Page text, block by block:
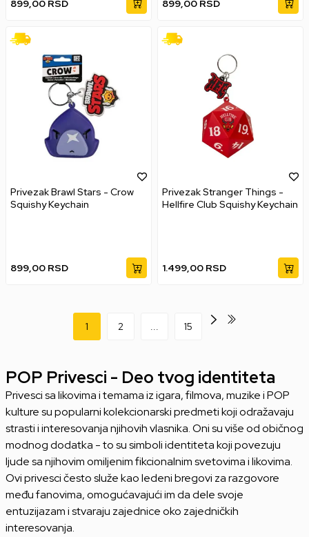
899,00 RSD 899,00 RSD
Privezak Brawl Stars - Crow
Squishy Keychain
899,00 RSD
Privezak Stranger Things -
Hellfire Club Squishy Keychain
1.499,00 RSD
1 2 ... 15
POP Privesci - Deo tvog identiteta
Privesci sa likovima i temama iz igara, filmova, muzike i POP
kulture su popularni kolekcionarski predmeti koji odražavaju
strasti i interesovanja njihovih vlasnika. Oni su više od običnog
modnog dodatka - to su simboli identiteta koji povezuju
ljude sa njihovim omiljenim fikcionalnim svetovima i likovima.
Ovi privesci često služe kao ledeni bregovi za razgovore
među fanovima, omogućavajući im da dele svoje
entuzijazam i stvaraju zajednice oko zajedničkih
interesovanja.